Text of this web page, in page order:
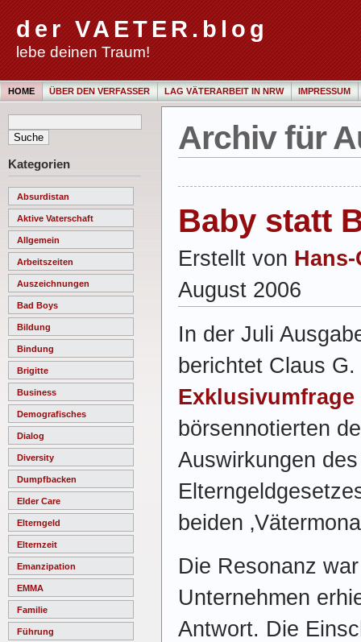
der VAETER.blog
lebe deinen Traum!
HOME ÜBER DEN VERFASSER LAG VÄTERARBEIT IN NRW IMPRESSUM
Kategorien
Absurdistan
Aktive Vaterschaft
Allgemein
Arbeitszeiten
Auszeichnungen
Bad Boys
Bildung
Bindung
Brigitte
Business
Demografisches
Dialog
Diversity
Dumpfbacken
Elder Care
Elterngeld
Elternzeit
Emanzipation
EMMA
Familie
Führung
Archiv für
Baby statt
Erstellt von
August 2006
In der Juli
berichtet Claus
Exklusivumfrage
börsennotierten
Auswirkungen
beiden
Die Resonanz
Unternehmen
Antwort. Die